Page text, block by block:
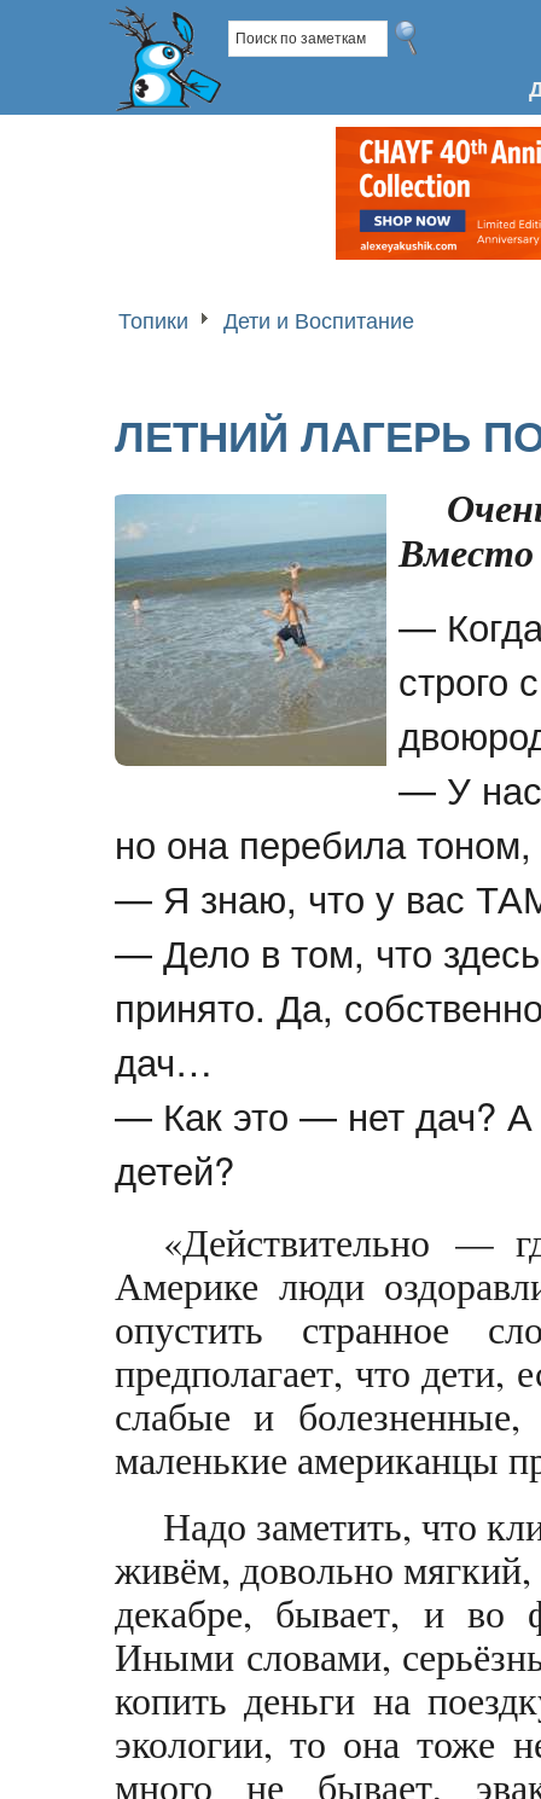
Топики Дети и Воспитание
ЛЕТНИЙ ЛАГЕРЬ
Вместо
—
строго
— У
но она перебила
— Я знаю, что у вас
— Дело в том, что
принято. Да,
дач…
— Как это — нет дач? А
детей?
«Действительно —
Америке люди
опустить странное
предполагает, что
слабые и
маленькие американцы
Надо заметить, что
живём, довольно мягкий,
декабре, бывает, и во
Иными словами,
копить деньги на
экологии, то она тоже
много не бывает,